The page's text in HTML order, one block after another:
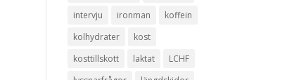
intervju
ironman
koffein
kolhydrater
kost
kosttillskott
laktat
LCHF